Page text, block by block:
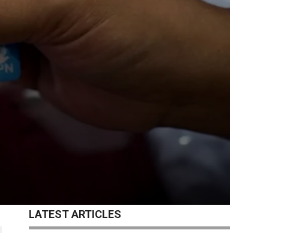
LATEST ARTICLES